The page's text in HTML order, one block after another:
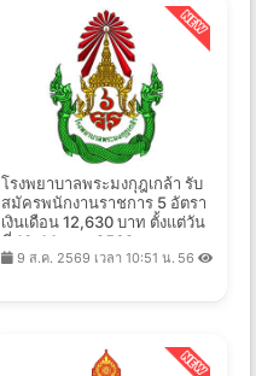
โรงพยาบาลพระมงกุฎเกล้า รับ
สมัครพนักงานราชการ 5 อัตรา
เงินเดือน 12,630 บาท ตั้งแต่วัน
ที่ 10-14 ส.ค. 2569
9 ส.ค. 2569 เวลา 10:51 น. 56